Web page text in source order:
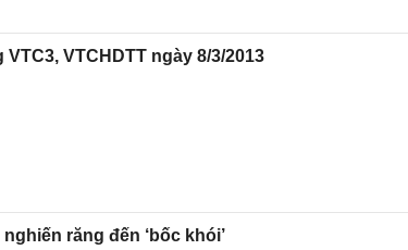
VTCHDTT ngày 8/3/2013
răng đến ‘bốc khói’